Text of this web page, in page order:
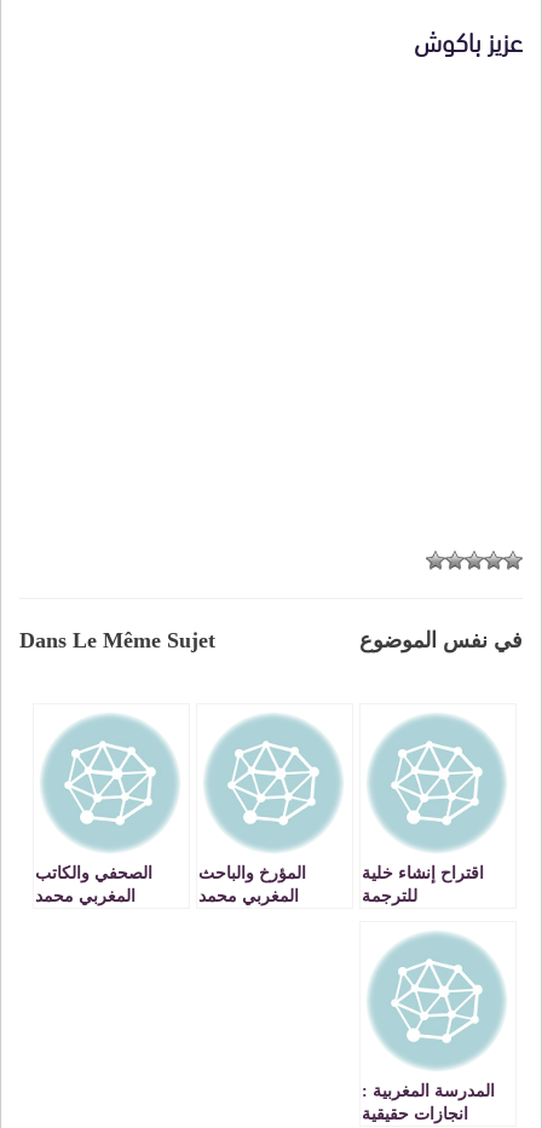
عزيز باكوش
Dans Le Même Sujet في نفس الموضوع
اقتراح إنشاء خلية
للترجمة
المغربي
المؤرخ والباحث
المغربي محمد
الصحفي والكاتب
المغربي محمد
المدرسة المغربية :
انجازات حقيقية